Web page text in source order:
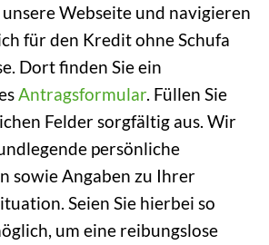
unsere Webseite und navigieren
für den Kredit ohne Schufa
Dort finden Sie ein
Antragsformular. Füllen Sie
Felder sorgfältig aus. Wir
persönliche
sowie Angaben zu Ihrer
Seien Sie hierbei so
um eine reibungslose